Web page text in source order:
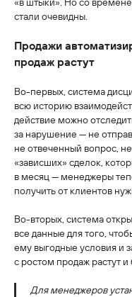
стали очевидны.
Продажи
продаж растут
Во-первых, система
всю историю
действие можно
за нарушение — не
не отвеченный вопрос,
«зависших» сделок,
в месяц — менеджеры
получить от клиентов
Во-вторых, система
все данные для того,
ему выгодные условия и
с ростом продаж растут
Для менеджеров